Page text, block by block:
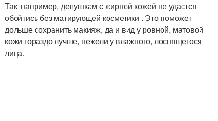
Так, например, девушкам с жирной кожей не удастся
обойтись без матирующей косметики . Это поможет
дольше сохранить макияж, да и вид у ровной, матовой
кожи гораздо лучше, нежели у влажного, лоснящегося
лица.